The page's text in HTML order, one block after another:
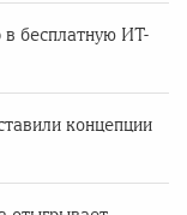
в бесплатную ИТ-
концепции